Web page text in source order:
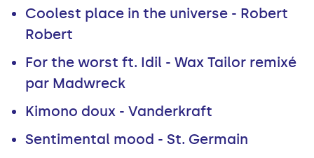
Coolest place in the universe - Robert
Robert
For the worst ft. Idil - Wax Tailor remixé
par Madwreck
Kimono doux - Vanderkraft
Sentimental mood - St. Germain